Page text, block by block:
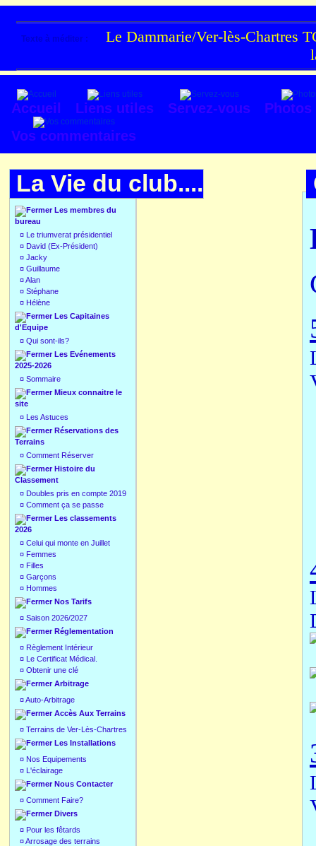
Texte à méditer :
Le Dammarie/Ver-lès-Chartres
Accueil Liens utiles Servez-vous
Photos
Vos commentaires
La Vie du club....
Les membres du
bureau
¤ Le triumverat présidentiel
¤ David (Ex-Président)
¤ Jacky
¤ Guillaume
¤Alan
¤ Stéphane
¤ Hélène
Les Capitaines
d'Equipe
¤ Qui sont-ils?
Les Evénements
2025-2026
¤ Sommaire
Mieux connaitre le
site
¤ Les Astuces
Réservations des
Terrains
¤ Comment Réserver
Histoire du
Classement
¤ Doubles pris en compte 2019
¤ Comment ça se passe
Les classements
2026
¤ Celui qui monte en Juillet
¤ Femmes
¤ Filles
¤ Garçons
¤ Hommes
Nos Tarifs
¤ Saison 2026/2027
Réglementation
¤ Règlement Intérieur
¤ Le Certificat Médical.
¤ Obtenir une clé
Arbitrage
¤Auto-Arbitrage
Accès Aux Terrains
¤ Terrains de Ver-Lès-Chartres
Les Installations
¤ Nos Equipements
¤ L'éclairage
Nous Contacter
¤ Comment Faire?
Divers
¤ Pour les fêtards
¤Arrosage des terrains